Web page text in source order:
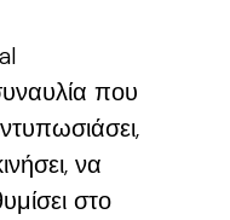
που
να
στο